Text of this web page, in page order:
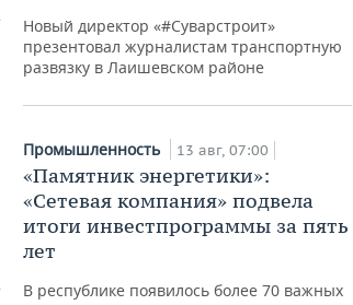
Новый директор «#Суварстроит»
презентовал журналистам транспортную
развязку в Лаишевском районе
Промышленность 13 авг, 07:00
«Памятник энергетики»:
«Сетевая компания» подвела
итоги инвестпрограммы за пять
лет
В республике появилось более 70 важных